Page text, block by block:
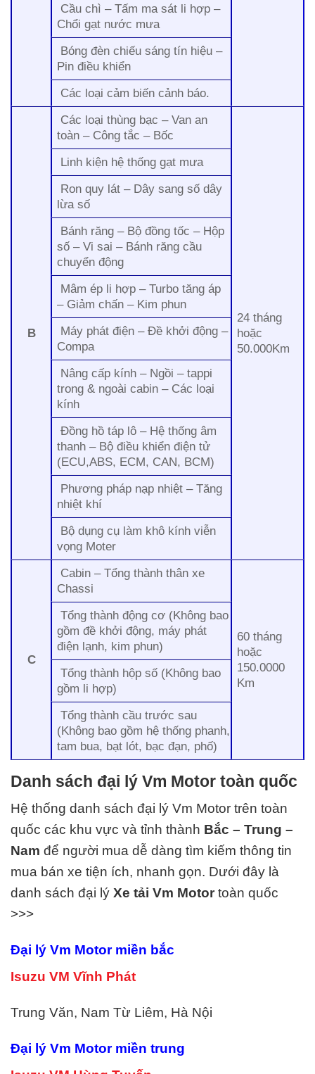
Cầu chì – Tấm ma sát li hợp –
Chổi gạt nước mưa
Bóng đèn chiếu sáng tín hiệu –
Pin điều khiển
Các loại cảm biến cảnh báo.
B
Các loại thùng bạc – Van an
toàn – Công tắc – Bốc
24 tháng
hoặc
50.000Km
Linh kiện hệ thống gạt mưa
Ron quy lát – Dây sang số dây
lừa số
Bánh răng – Bộ đồng tốc – Hộp
số – Vi sai – Bánh răng cầu
chuyển động
Mâm ép li hợp – Turbo tăng áp
– Giảm chấn – Kim phun
Máy phát điện – Đề khởi động –
Compa
Nâng cấp kính – Ngồi – tappi
trong & ngoài cabin – Các loại
kính
Đồng hồ táp lô – Hệ thống âm
thanh – Bộ điều khiển điện tử
(ECU,ABS, ECM, CAN, BCM)
Phương pháp nạp nhiệt – Tăng
nhiệt khí
Bộ dụng cụ làm khô kính viễn
vọng Moter
C
Cabin – Tổng thành thân xe
Chassi
60 tháng
hoặc
150.0000
Km
Tổng thành động cơ (Không bao
gồm đề khởi động, máy phát
điện lạnh, kim phun)
Tổng thành hộp số (Không bao
gồm li hợp)
Tổng thành cầu trước sau
(Không bao gồm hệ thống phanh,
tam bua, bạt lót, bạc đạn, phố)
Danh sách đại lý Vm Motor toàn quốc
Hệ thống danh sách đại lý Vm Motor trên toàn
quốc các khu vực và tỉnh thành Bắc – Trung –
Nam để người mua dễ dàng tìm kiếm thông tin
mua bán xe tiện ích, nhanh gọn. Dưới đây là
danh sách đại lý Xe tải Vm Motor toàn quốc
>>>
Đại lý Vm Motor miền bắc
Isuzu VM Vĩnh Phát
Trung Văn, Nam Từ Liêm, Hà Nội
Đại lý Vm Motor miền trung